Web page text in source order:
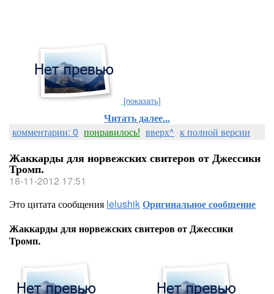
[показать]
Читать далее...
комментарии: 0 понравилось! вверх^ к полной версии
Жаккарды для норвежских свитеров от Джессики
Тромп.
18-11-2012 17:51
Это цитата сообщения lelushikОригинальное сообщение
Жаккарды для норвежских свитеров от Джессики
Тромп.